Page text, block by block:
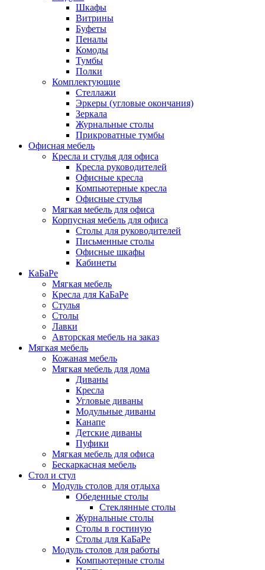
Шкафы
Витрины
Буфеты
Пеналы
Комоды
Тумбы
Полки
Комплектующие
Стеллажи
Эркеры (угловые окончания)
Зеркала
Журнальные столы
Прикроватные тумбы
Офисная мебель
Кресла и стулья для офиса
Кресла руководителей
Офисные кресла
Компьютерные кресла
Офисные стулья
Мягкая мебель для офиса
Корпусная мебель для офиса
Столы для руководителей
Письменные столы
Офисные шкафы
Кабинеты
КаБаРе
Мягкая мебель
Кресла для КаБаРе
Стулья
Столы
Лавки
Авторская мебель на заказ
Мягкая мебель
Кожаная мебель
Мягкая мебель для дома
Диваны
Кресла
Угловые диваны
Модульные диваны
Канапе
Детские диваны
Пуфики
Мягкая мебель для офиса
Бескаркасная мебель
Стол и стул
Модуль столов для отдыха
Обеденные столы
Стеклянные столы
Журнальные столы
Столы в гостиную
Столы для КаБаРе
Модуль столов для работы
Компьютерные столы